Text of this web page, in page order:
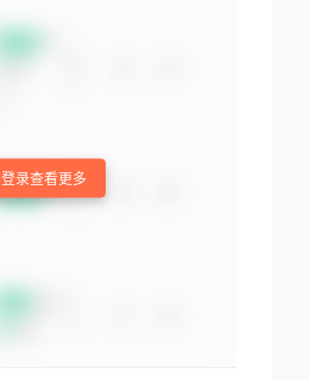
登录查看更多